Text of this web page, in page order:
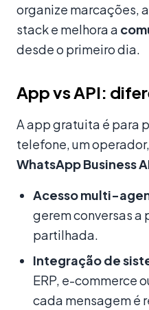
organize marcações,
stack e melhora a
desde o primeiro dia.
App vs API:
A app gratuita é para
telefone, um
WhatsApp Business
Acesso multi-
gerem conversas a
partilhada.
Integração de
ERP, e-commerce
cada mensagem é